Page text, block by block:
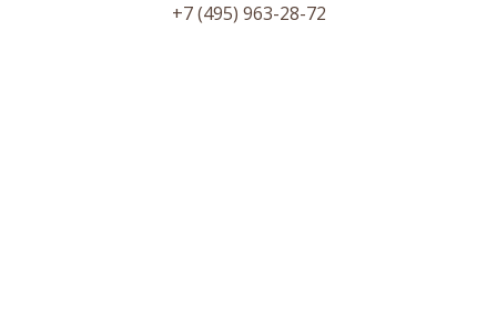
+7 (495) 963-28-72